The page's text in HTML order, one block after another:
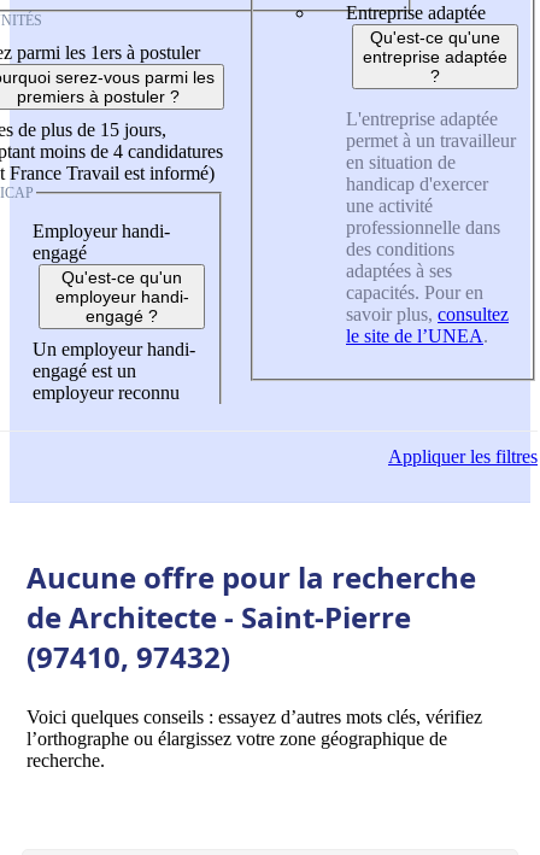
parmi les 1ers à postuler
serez-vous parmi les
premiers à postuler ?
de plus de 15 jours,
moins de 4 candidatures
France Travail est informé)
Employeur handi-
engagé
Qu'est-ce qu'un
employeur handi-
engagé ?
Un employeur handi-
engagé est un
employeur reconnu
Entreprise adaptée
Qu'est-ce qu'une
entreprise adaptée
?
L'entreprise adaptée
permet à un travailleur
en situation de
handicap d'exercer
une activité
professionnelle dans
des conditions
adaptées à ses
capacités. Pour en
savoir plus, consultez
le site de l’UNEA.
Appliquerles filtres
Aucune offre pour la recherche
de Architecte - Saint-Pierre
(97410, 97432)
Voici quelques conseils : essayez d’autres mots clés, vérifiez
l’orthographe ou élargissez votre zone géographique de
recherche.